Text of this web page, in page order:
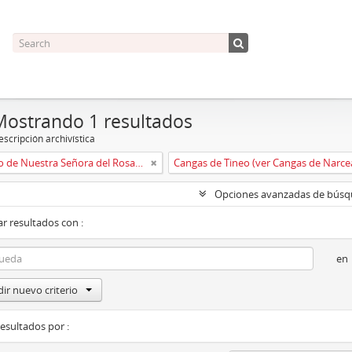
1 resultados
archivística
Convento de Nuestra Señora del Rosario de Oviedo Cangas de Tineo (ver Cangas de
Opciones avanzadas de
resultados con :
en
nuevo criterio
por :